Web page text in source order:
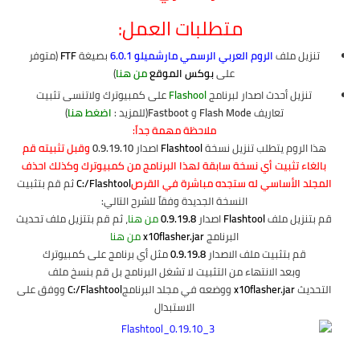
متطلبات العمل:
تنزيل ملفالروم العربي الرسمي مارشميلو 6.0.1 بصيغةFTF(متوفر
علىبوكس الموقعمن هنا)
تنزيل أحدث اصدار لبرنامجFlashoolعلى كمبيوترك ولاتنسى تثبيت
تعاريفFlash Mode وFastboot(للمزيد :اضغط هنا)
ملاحظة مهمة جداً:
هذا الروم يتطلب تنزيل نسخةFlashtoolاصدار0.9.19.10وقبل تثبيته قم
بالغاء تثبيت أي نسخة سابقة لهذا البرنامج من كمبيوترك وكذلك احذف
المجلد الأساسي له ستجده مباشرة في القرصC:/Flashtoolثم قم بتثبيت
النسخة الجديدة وفقاً للشرح التالي:
قم بتنزيل ملفFlashtoolاصدار 0.9.19.8من هنا، ثم قم بتتزيل ملف تحديث
البرنامجx10flasher.jarمن هنا
قم بتثبيت ملف الاصدار0.9.19.8مثل أي برنامج على كمبيوترك
وبعد الانتهاء من التثبيت لا تشغل البرنامج بل قم بنسخ ملف
التحديثx10flasher.jarووضعه في مجلد البرنامجC:/Flashtoolووفق على
الاستبدال